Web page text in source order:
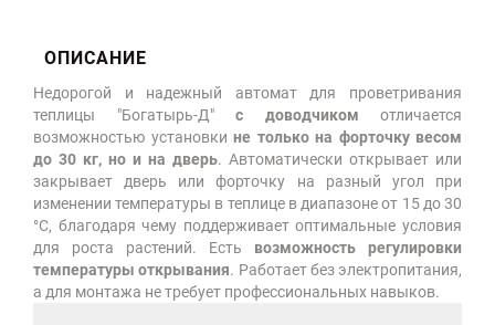
ОПИСАНИЕ
Недорогой и надежный автомат для проветривания
теплицы "Богатырь-Д" с доводчиком отличается
возможностью установки не только на форточку весом
до 30 кг, но и на дверь. Автоматически открывает или
закрывает дверь или форточку на разный угол при
изменении температуры в теплице в диапазоне от 15 до 30
°C, благодаря чему поддерживает оптимальные условия
для роста растений. Есть возможность регулировки
температуры открывания. Работает без электропитания,
а для монтажа не требует профессиональных навыков.